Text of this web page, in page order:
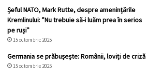
Șeful NATO, Mark Rutte, despre amenințările
Kremlinului: ”Nu trebuie să-i luăm prea în serios
pe ruși”
15 octombrie 2025
Germania se prăbușește: Românii, loviți de criză
15 octombrie 2025